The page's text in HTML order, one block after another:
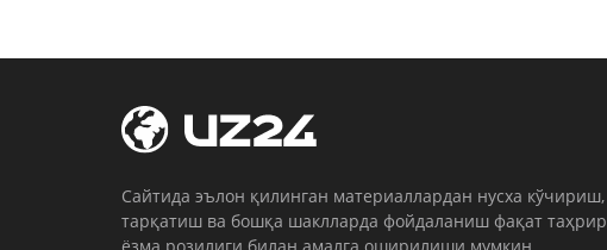
Cайтида эълон қилинган материаллардан нусха кўчириш,
тарқатиш ва бошқа шаклларда фойдаланиш фақат